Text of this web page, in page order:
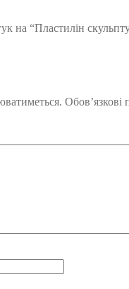
на “Пластилін
Обов’язкові